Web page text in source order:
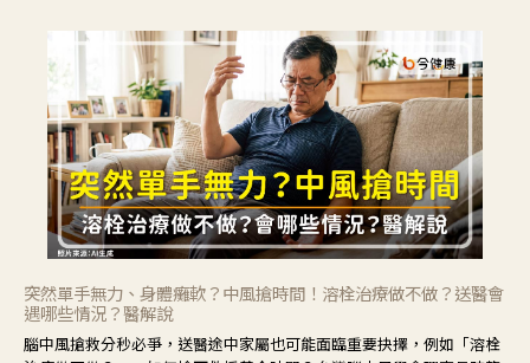
突然單手無力、身體癱軟？中風搶時間！溶栓治療做不做？送醫會
遇哪些情況？醫解說
腦中風搶救分秒必爭，送醫途中家屬也可能面臨重要抉擇，例如「溶栓